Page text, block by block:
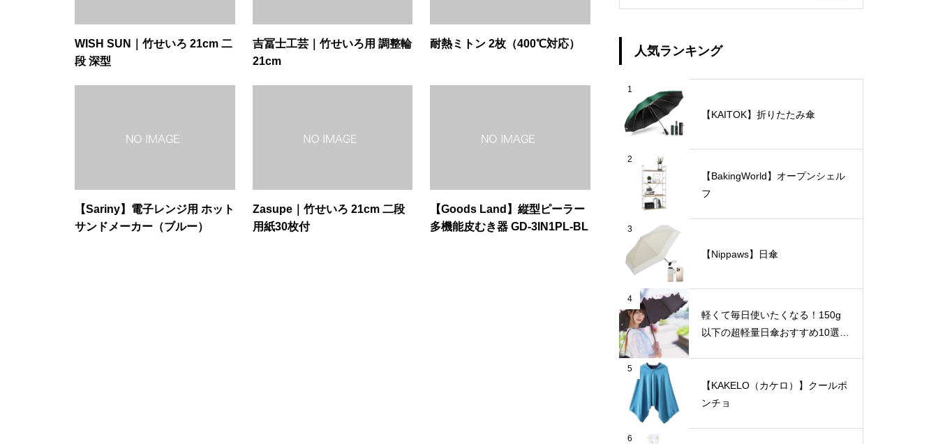
WISH SUN｜竹せいろ 21cm 二
段 深型
吉冨士工芸｜竹せいろ用 調整輪
21cm
耐熱ミトン 2枚（400℃対応）
【Sariny】電子レンジ用 ホット
サンドメーカー（ブルー）
Zasupe｜竹せいろ 21cm 二段
用紙30枚付
【Goods Land】縦型ピーラー
多機能皮むき器 GD-3IN1PL-BL
人気ランキング
1
【KAITOK】折りたたみ傘
2
【BakingWorld】オープンシェル
フ
3
【Nippaws】日傘
4
軽くて毎日使いたくなる！150g
以下の超軽量日傘おすすめ10選
5
【KAKELO（カケロ）】クールポ
ンチョ
6